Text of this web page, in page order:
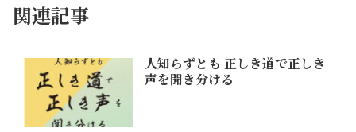
関連記事
人知らずとも 正しき道で正しき
声を聞き分ける